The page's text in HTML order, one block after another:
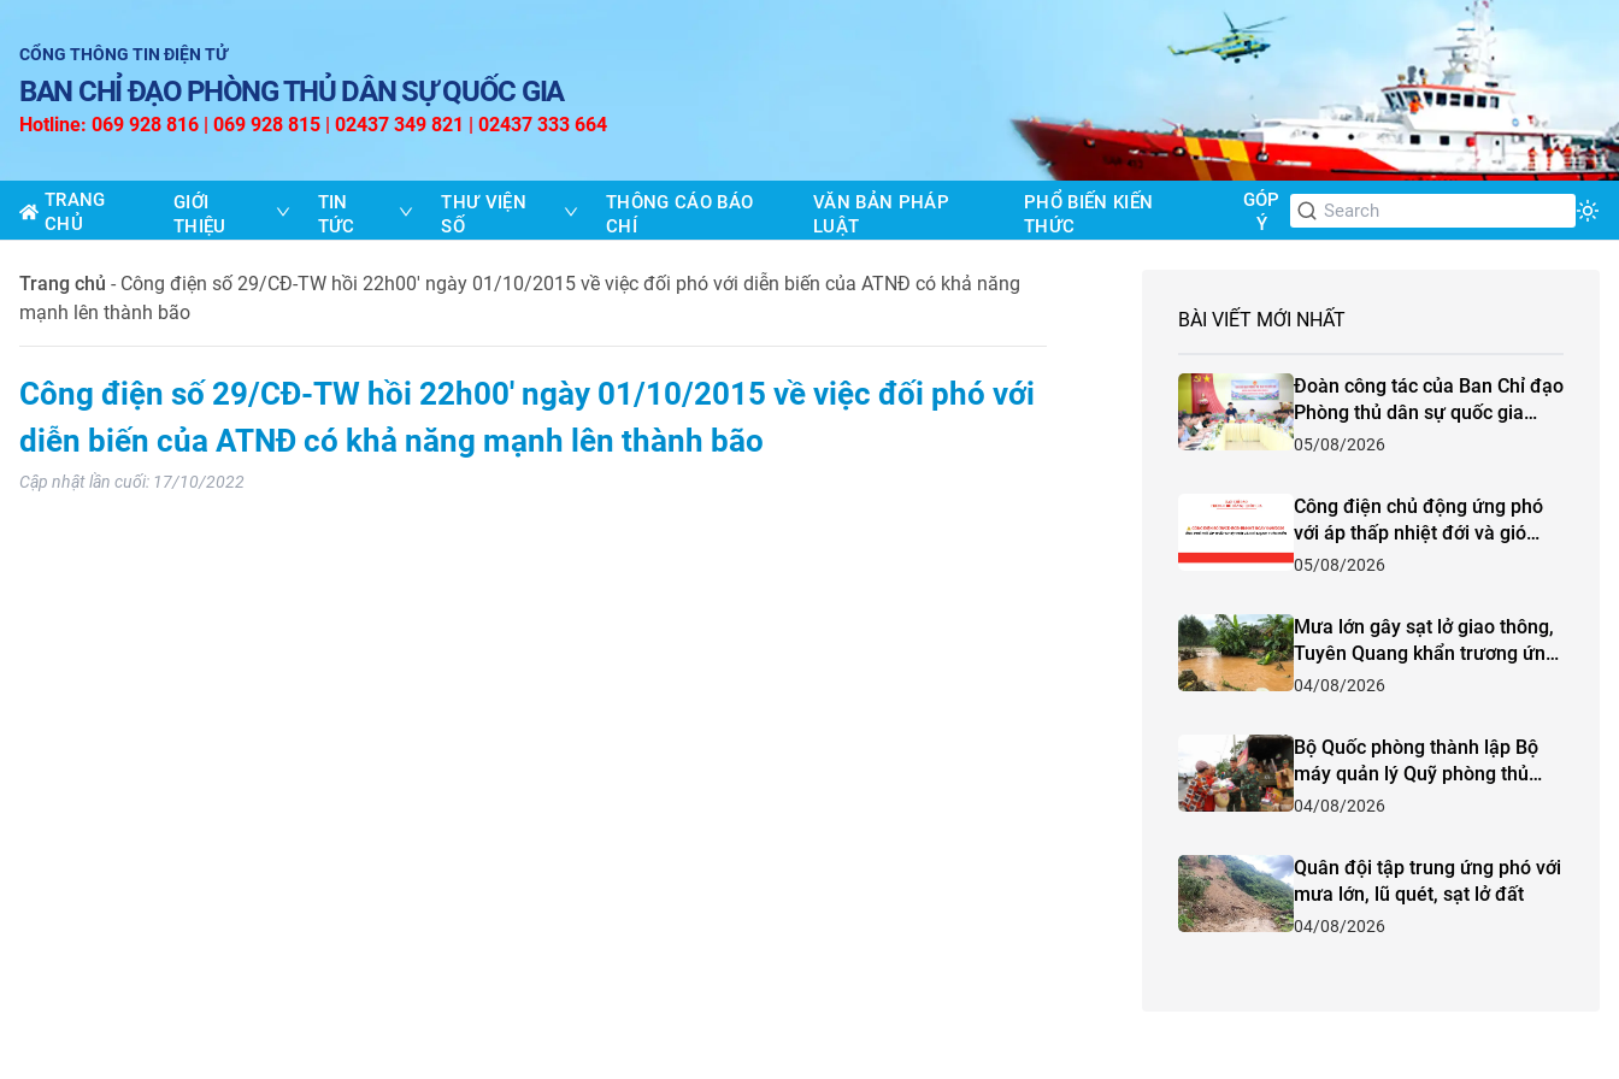
CỔNG THÔNG TIN ĐIỆN TỬ
BAN CHỈ ĐẠO PHÒNG THỦ DÂN SỰ QUỐC GIA
Hotline: 069 928 816 | 069 928 815 | 02437 349 821 | 02437 333 664
TRANG
CHỦ
GIỚI
THIỆU
TIN
TỨC
THƯ VIỆN
SỐ
THÔNG CÁO BÁO
CHÍ
VĂN BẢN PHÁP
LUẬT
PHỔ BIẾN KIẾN
THỨC
GÓP
Ý
Trang chủ - Công điện số 29/CĐ-TW hồi 22h00' ngày 01/10/2015 về việc đối phó với diễn biến của ATNĐ có khả năng
mạnh lên thành bão
Công điện số 29/CĐ-TW hồi 22h00' ngày 01/10/2015 về việc đối phó với
diễn biến của ATNĐ có khả năng mạnh lên thành bão
Cập nhật lần cuối: 17/10/2022
BÀI VIẾT MỚI NHẤT
Đoàn công tác của Ban Chỉ đạo
Phòng thủ dân sự quốc gia
kiểm tra công tác phòng,
nạn năm 2026 tại tỉnh Lào Cai
05/08/2026
Công điện chủ động ứng phó
với áp thấp nhiệt đới và gió
mạnh trên biển
05/08/2026
Mưa lớn gây sạt lở giao thông,
Tuyên Quang khẩn trương ứng
phó
04/08/2026
Bộ Quốc phòng thành lập Bộ
máy quản lý Quỹ phòng thủ
dân sự Trung ương
04/08/2026
Quân đội tập trung ứng phó với
mưa lớn, lũ quét, sạt lở đất
04/08/2026